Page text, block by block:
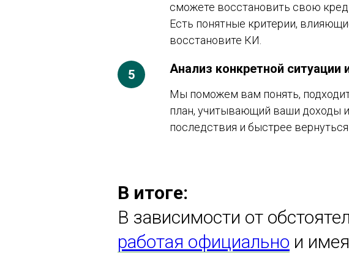
сможете восстановить свою
Есть понятные критерии,
восстановите КИ.
Анализ конкретной ситуации
Мы поможем вам понять,
план, учитывающий ваши доходы
последствия и быстрее
В итоге:
В зависимости от
работая официально и